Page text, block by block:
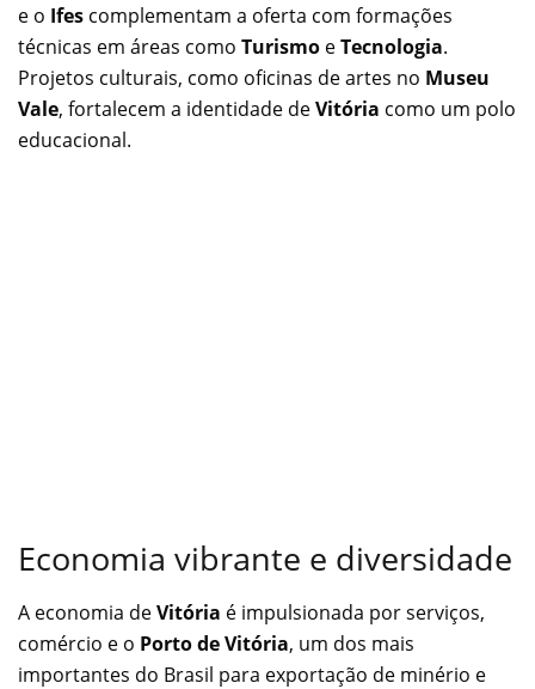
e o Ifes complementam a oferta com formações
técnicas em áreas como Turismo eTecnologia.
Projetos culturais, como oficinas de artes no Museu
Vale, fortalecem a identidade deVitória como um polo
educacional.
Economia vibrante e diversidade
A economia deVitória é impulsionada por serviços,
comércio e o Porto de Vitória, um dos mais
importantes do Brasil para exportação de minério e